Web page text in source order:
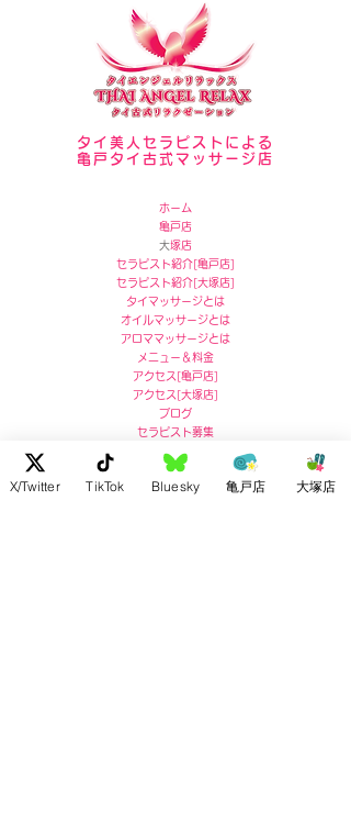
タイ美人セラピストによる
亀戸タイ古式マッサージ店
ホーム
亀戸店
​大塚店
セラピスト紹介[亀戸店]
セラピスト紹介[大塚店]
タイマッサージとは
オイルマッサージとは
アロママッサージとは
メニュー＆料金
アクセス [亀戸店]
アクセス [大塚店]
ブログ
セラピスト募集
亀戸店 住所
X/Twitter TikTok Bluesky 亀戸店 大塚店